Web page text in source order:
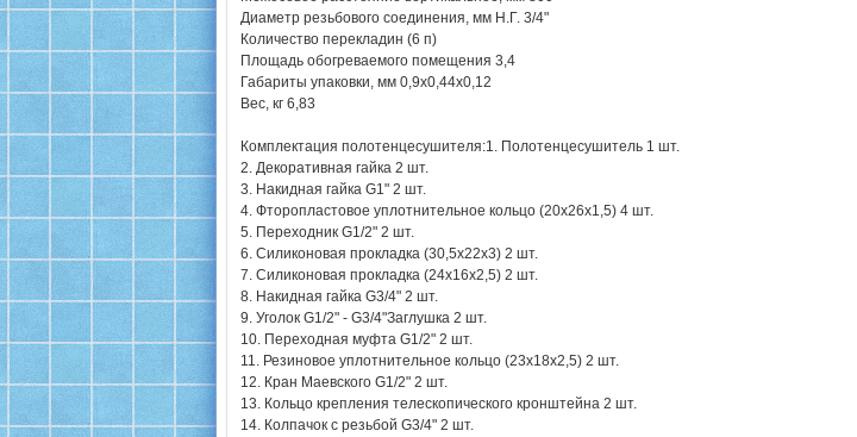
Диаметр резьбового соединения, мм Н.Г. 3/4"
Количество перекладин (6 п)
Площадь обогреваемого помещения 3,4
Габариты упаковки, мм 0,9х0,44х0,12
Вес, кг 6,83
Комплектация полотенцесушителя:1. Полотенцесушитель 1 шт.
2. Декоративная гайка 2 шт.
3. Накидная гайка G1" 2 шт.
4. Фторопластовое уплотнительное кольцо (20х26х1,5) 4 шт.
5. Переходник G1/2" 2 шт.
6. Силиконовая прокладка (30,5х22х3) 2 шт.
7. Силиконовая прокладка (24х16х2,5) 2 шт.
8. Накидная гайка G3/4" 2 шт.
9. Уголок G1/2" - G3/4"Заглушка 2 шт.
10. Переходная муфта G1/2" 2 шт.
11. Резиновое уплотнительное кольцо (23х18х2,5) 2 шт.
12. Кран Маевского G1/2" 2 шт.
13. Кольцо крепления телескопического кронштейна 2 шт.
14. Колпачок с резьбой G3/4" 2 шт.